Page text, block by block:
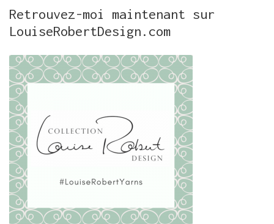
Retrouvez-moi maintenant sur
LouiseRobertDesign.com